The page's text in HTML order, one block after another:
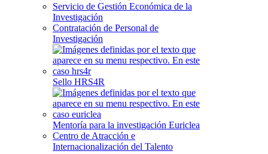
Servicio de Gestión Económica de la
Investigación
Contratación de Personal de
Investigación
Sello HRS4R
Mentoría para la investigación Euriclea
Centro de Atracción e
Internacionalización del Talento